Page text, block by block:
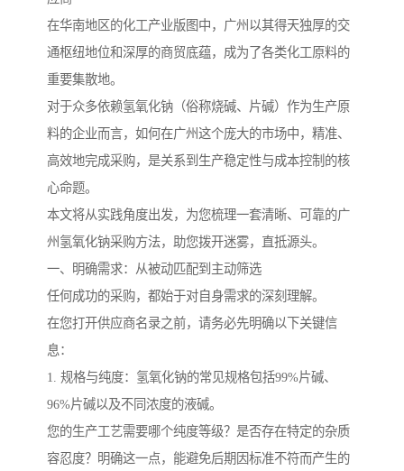
在华南地区的化工产业版图中，广州以其得天独厚的交
通枢纽地位和深厚的商贸底蕴，成为了各类化工原料的
重要集散地。
对于众多依赖氢氧化钠（俗称烧碱、片碱）作为生产原
料的企业而言，如何在广州这个庞大的市场中，精准、
高效地完成采购，是关系到生产稳定性与成本控制的核
心命题。
本文将从实践角度出发，为您梳理一套清晰、可靠的广
州氢氧化钠采购方法，助您拨开迷雾，直抵源头。
一、明确需求：从被动匹配到主动筛选
任何成功的采购，都始于对自身需求的深刻理解。
在您打开供应商名录之前，请务必先明确以下关键信
息：
1. 规格与纯度：氢氧化钠的常见规格包括99%片碱、
96%片碱以及不同浓度的液碱。
您的生产工艺需要哪个纯度等级？是否存在特定的杂质
容忍度？明确这一点，能避免后期因标准不符而产生的